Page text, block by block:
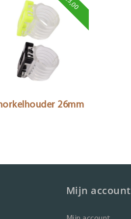
26mm
Mijn account